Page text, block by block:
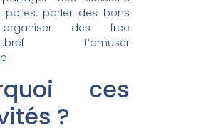
potes, parler des bons
des free
t’amuser
!
ces
?